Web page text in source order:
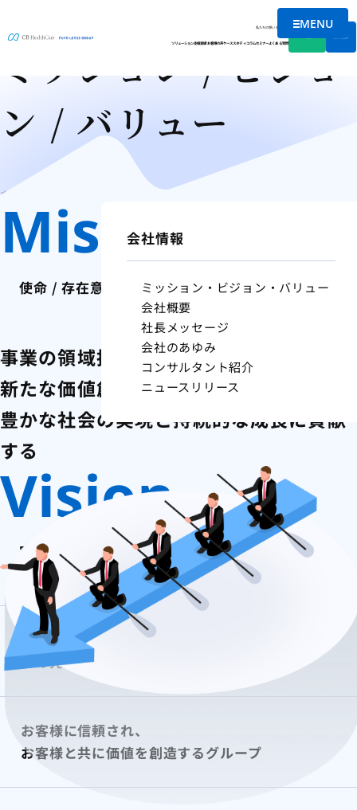
メニュー
MENU
私たちの想い会社情報
ソリューション支援実績お客様の声ケーススタディコラムセミナーよくある質問
ミッション / ビジョ
ン / バリュー
ホーム ミッション / ビジョン / バリュー
Mission
使命 / 存在意義
事業の領域拡大と更なる進化による
新たな価値創造に果敢に挑戦し、
豊かな社会の実現と持続的な成長に貢献
する
Vision
実現したい姿
変化の兆しを捉え、
その先の社会課題の解決に
挑戦するグループ
お客様に信頼され、
お客様と共に価値を創造するグループ
会社情報
ミッション・ビジョン・バリュー
会社概要
社長メッセージ
会社のあゆみ
コンサルタント紹介
ニュースリリース